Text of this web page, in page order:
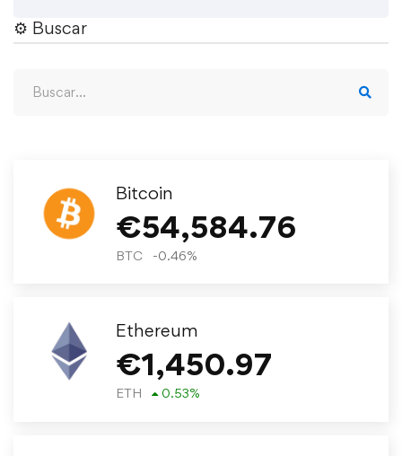
⚙︎ Buscar
Bitcoin
€54,584.76
BTC -0.46%
Ethereum
€1,450.97
ETH 0.53%